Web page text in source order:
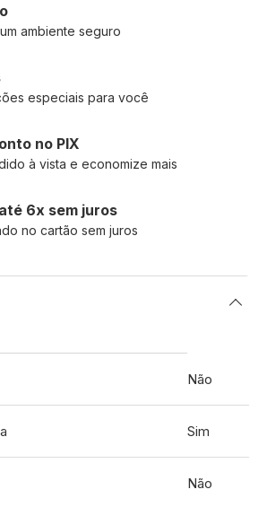
ambiente seguro
especiais para você
no PIX
à vista e economize mais
6x sem juros
no cartão sem juros
Não
Sim
Não